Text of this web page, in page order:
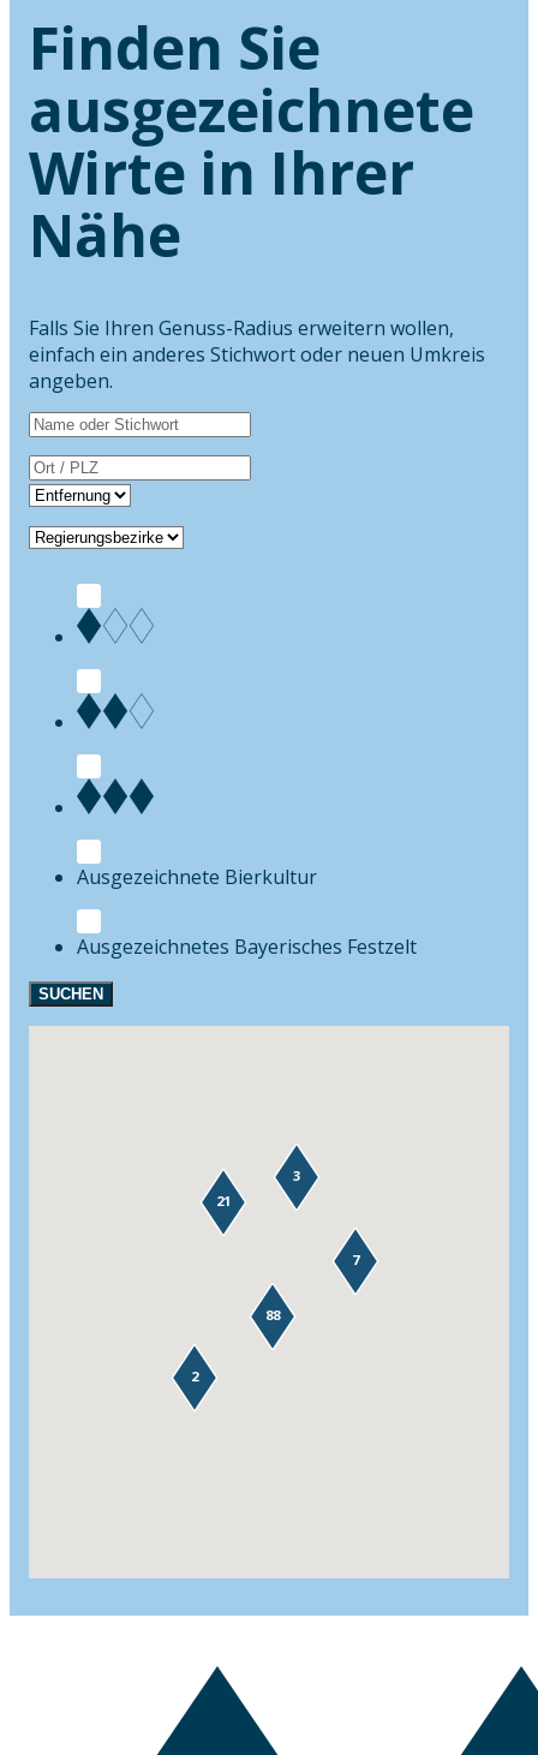
Finden Sie
ausgezeichnete
Wirte in Ihrer
Nähe
Falls Sie Ihren Genuss-Radius erweitern wollen,
einfach ein anderes Stichwort oder neuen Umkreis
angeben.
Bierkultur
Festzelt
SUCHEN
88
7
21
2
3